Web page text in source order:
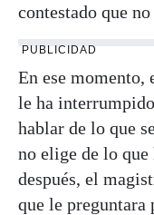
contestado que
PUBLICIDAD
En ese momento,
le ha
hablar de lo que
no elige de lo que
después, el
que le preguntara